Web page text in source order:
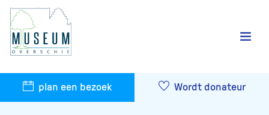
plan een bezoek Wordt donateur